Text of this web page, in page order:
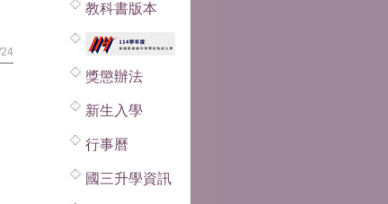
教科書版本
獎懲辦法
新生入學
行事曆
國三升學資訊